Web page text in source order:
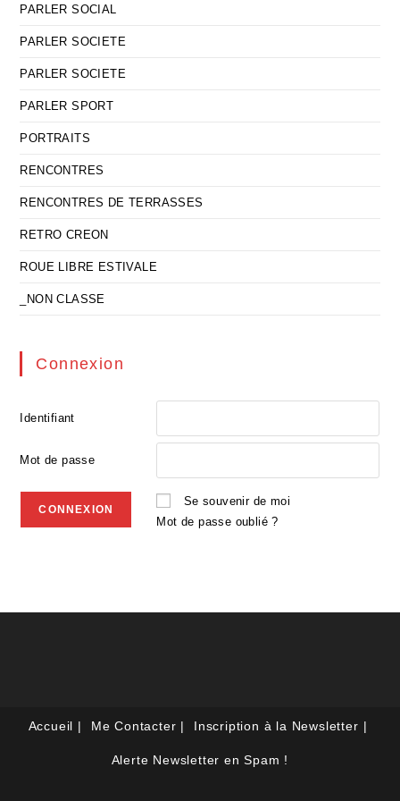
PARLER SOCIAL
PARLER SOCIETE
PARLER SOCIETE
PARLER SPORT
PORTRAITS
RENCONTRES
RENCONTRES DE TERRASSES
RETRO CREON
ROUE LIBRE ESTIVALE
_NON CLASSE
Connexion
Identifiant
Mot de passe
Se souvenir de moi
Mot de passe oublié ?
Accueil Me Contacter Inscription à la Newsletter
Alerte Newsletter en Spam !